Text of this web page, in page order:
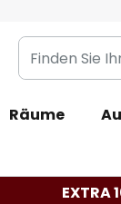
Finden
Sie
Leuchte...
Räume
EXTRA